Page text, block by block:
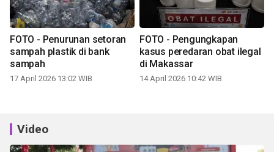
FOTO - Penurunan setoran
sampah plastik di bank
sampah
17 April 2026 13:02 WIB
FOTO - Pengungkapan
kasus peredaran obat ilegal
di Makassar
14 April 2026 10:42 WIB
Video